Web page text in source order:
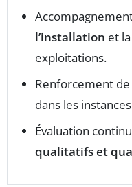
l’installation et la
exploitations.
Renforcement de
dans les
Évaluation
qualitatifs et